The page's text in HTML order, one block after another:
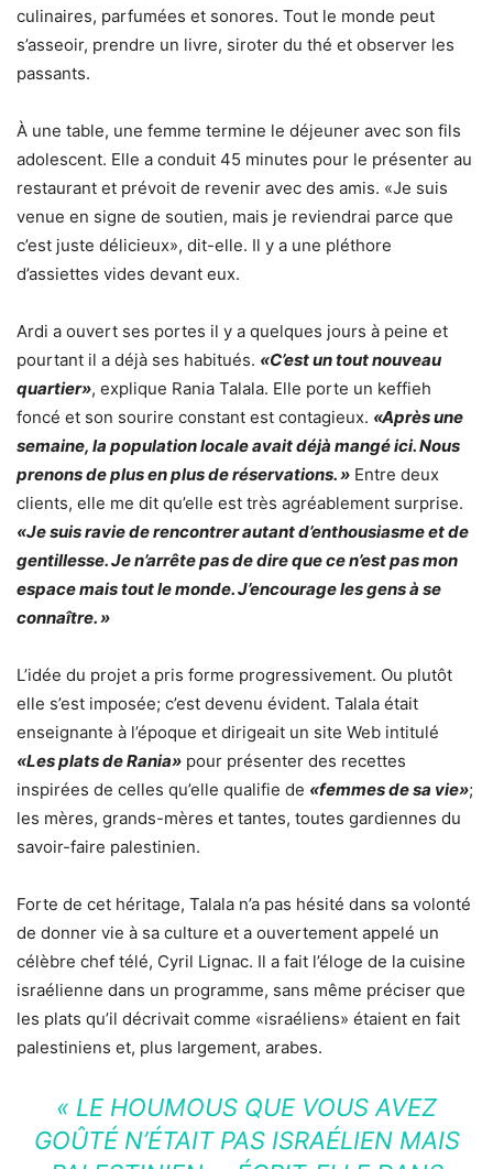
culinaires, parfumées et sonores. Tout le monde peut
s’asseoir, prendre un livre, siroter du thé et observer les
passants.
À une table, une femme termine le déjeuner avec son fils
adolescent. Elle a conduit 45 minutes pour le présenter au
restaurant et prévoit de revenir avec des amis. «Je suis
venue en signe de soutien, mais je reviendrai parce que
c’est juste délicieux», dit-elle. Il y a une pléthore
d’assiettes vides devant eux.
Ardi a ouvert ses portes il y a quelques jours à peine et
pourtant il a déjà ses habitués. «C’est un tout nouveau
quartier», explique Rania Talala. Elle porte un keffieh
foncé et son sourire constant est contagieux. «Après une
semaine, la population locale avait déjà mangé ici. Nous
prenons de plus en plus de réservations. » Entre deux
clients, elle me dit qu’elle est très agréablement surprise.
«Je suis ravie de rencontrer autant d’enthousiasme et de
gentillesse. Je n’arrête pas de dire que ce n’est pas mon
espace mais tout le monde. J’encourage les gens à se
connaître. »
L’idée du projet a pris forme progressivement. Ou plutôt
elle s’est imposée; c’est devenu évident. Talala était
enseignante à l’époque et dirigeait un site Web intitulé
«Les plats de Rania» pour présenter des recettes
inspirées de celles qu’elle qualifie de «femmes de sa vie»;
les mères, grands-mères et tantes, toutes gardiennes du
savoir-faire palestinien.
Forte de cet héritage, Talala n’a pas hésité dans sa volonté
de donner vie à sa culture et a ouvertement appelé un
célèbre chef télé, Cyril Lignac. Il a fait l’éloge de la cuisine
israélienne dans un programme, sans même préciser que
les plats qu’il décrivait comme «israéliens» étaient en fait
palestiniens et, plus largement, arabes.
« LE HOUMOUS QUE VOUS AVEZ
GOÛTÉ N’ÉTAIT PAS ISRAÉLIEN MAIS